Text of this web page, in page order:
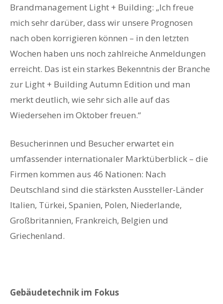
Brandmanagement Light + Building: „Ich freue
mich sehr darüber, dass wir unsere Prognosen
nach oben korrigieren können – in den letzten
Wochen haben uns noch zahlreiche Anmeldungen
erreicht. Das ist ein starkes Bekenntnis der Branche
zur Light + Building Autumn Edition und man
merkt deutlich, wie sehr sich alle auf das
Wiedersehen im Oktober freuen.“
Besucherinnen und Besucher erwartet ein
umfassender internationaler Marktüberblick – die
Firmen kommen aus 46 Nationen: Nach
Deutschland sind die stärksten Aussteller-Länder
Italien, Türkei, Spanien, Polen, Niederlande,
Großbritannien, Frankreich, Belgien und
Griechenland.
Gebäudetechnik im Fokus